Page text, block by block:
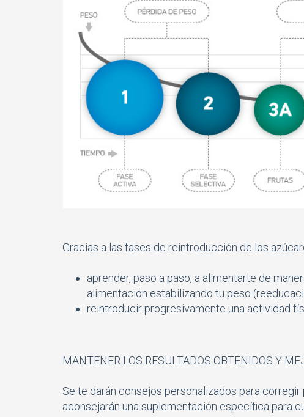
Gracias a las fases de reintroducción de los
aprender, paso a paso, a alimentarte de
alimentación estabilizando tu peso
reintroducir progresivamente una actividad
MANTENER LOS RESULTADOS OBTENIDOS Y
Se te darán consejos personalizados para
aconsejarán una suplementación específica para